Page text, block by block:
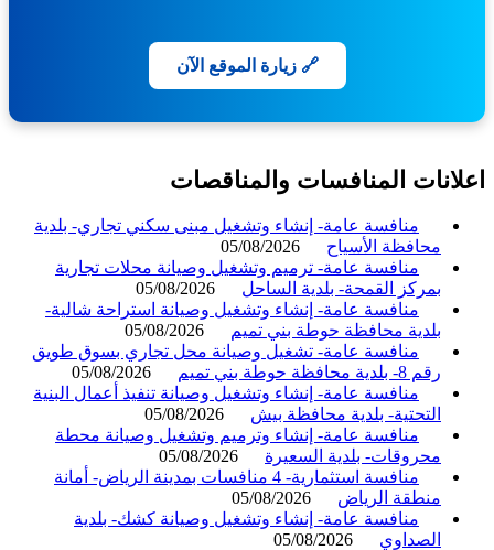
🔗 زيارة الموقع الآن
المنافسات والمناقصات
منافسة عامة- إنشاء وتشغيل مبنى سكني تجاري- بلدية
محافظة الأسياح
05/08/2026
منافسة عامة- ترميم وتشغيل وصيانة محلات تجارية
بمركز القمحة- بلدية الساحل
05/08/2026
منافسة عامة- إنشاء وتشغيل وصيانة استراحة شالية-
بلدية محافظة حوطة بني تميم
05/08/2026
منافسة عامة- تشغيل وصيانة محل تجاري بسوق طويق
05/08/2026
منافسة عامة- إنشاء وتشغيل وصيانة تنفيذ أعمال البنية
التحتية- بلدية محافظة بيش
05/08/2026
منافسة عامة- إنشاء وترميم وتشغيل وصيانة محطة
محروقات- بلدية السعيرة
05/08/2026
منافسة استثمارية- 4 منافسات بمدينة الرياض- أمانة
منطقة الرياض
05/08/2026
منافسة عامة- إنشاء وتشغيل وصيانة كشك- بلدية
الصداوي
05/08/2026